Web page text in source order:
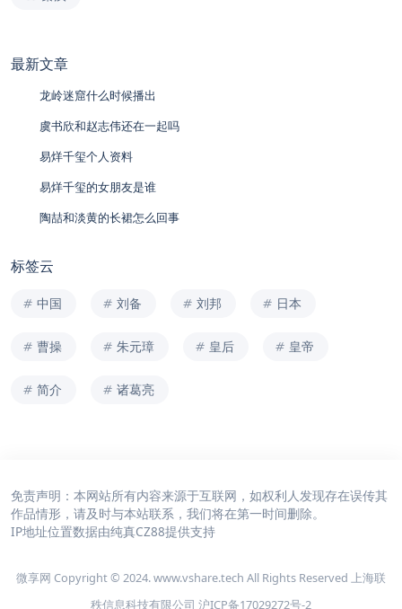
最新文章
龙岭迷窟什么时候播出
虞书欣和赵志伟还在一起吗
易烊千玺个人资料
易烊千玺的女朋友是谁
陶喆和淡黄的长裙怎么回事
标签云
中国 刘备 刘邦 日本
曹操 朱元璋 皇后 皇帝
简介 诸葛亮
免责声明：本网站所有内容来源于互联网，如权利人发现存在误传其
作品情形，请及时与本站联系，我们将在第一时间删除。
IP地址位置数据由纯真CZ88提供支持
微享网 Copyright © 2024. www.vshare.tech All Rights Reserved 上海联
秩信息科技有限公司 沪ICP备17029272号-2